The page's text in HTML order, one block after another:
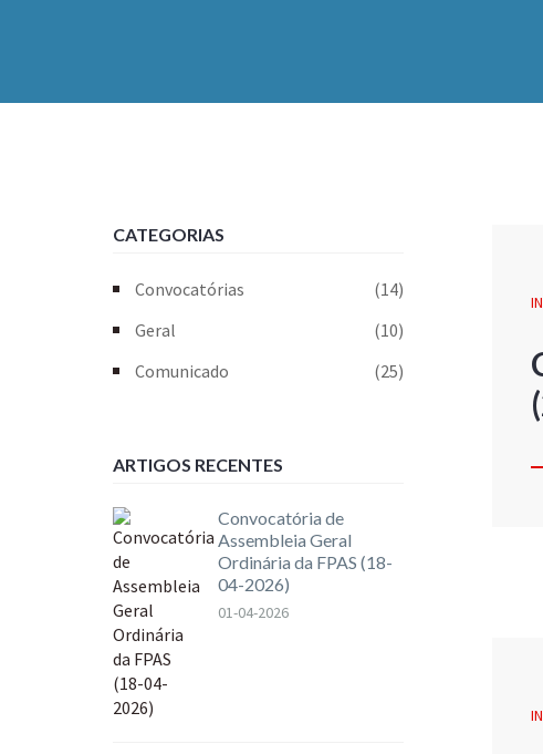
CATEGORIAS
Convocatórias
(14)
Geral
(10)
Comunicado
(25)
ARTIGOS RECENTES
Convocatória de
Assembleia Geral
Ordinária da FPAS (18-
04-2026)
01-04-2026